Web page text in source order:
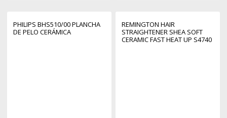
PHILIPS BHS510/00 PLANCHA
DE PELO CERÁMICA
REMINGTON HAIR
STRAIGHTENER SHEA SOFT
CERAMIC FAST HEAT UP S4740